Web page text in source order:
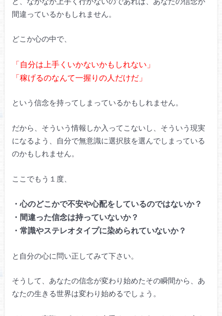
間違っているかもしれません。
どこか心の中で、
「自分は上手くいかないかもしれない」
「稼げるのなんて一握りの人だけだ」
という信念を持ってしまっているかもしれません。
だから、そういう情報しか入ってこないし、そういう現実
になるよう、自分で無意識に選択肢を選んでしまっている
のかもしれません。
ここでもう１度、
・心のどこかで不安や心配をしているのではないか？
・間違った信念は持っていないか？
・常識やステレオタイプに染められていないか？
と自分の心に問い正してみて下さい。
そうして、あなたの信念が変わり始めたその瞬間から、あ
なたの生きる世界は変わり始めるでしょう。